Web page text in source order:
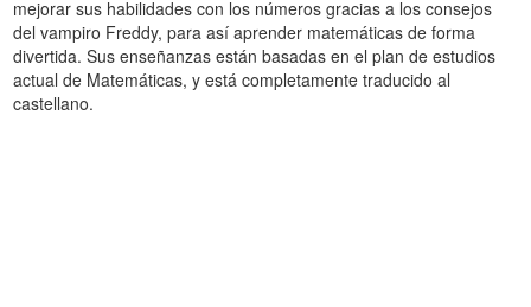
mejorar sus habilidades con los números gracias a los consejos
del vampiro Freddy, para así aprender matemáticas de forma
divertida. Sus enseñanzas están basadas en el plan de estudios
actual de Matemáticas, y está completamente traducido al
castellano.